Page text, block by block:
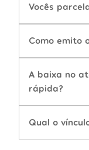
Vocês
Como emito
A baixa no
rápida?
Qual o